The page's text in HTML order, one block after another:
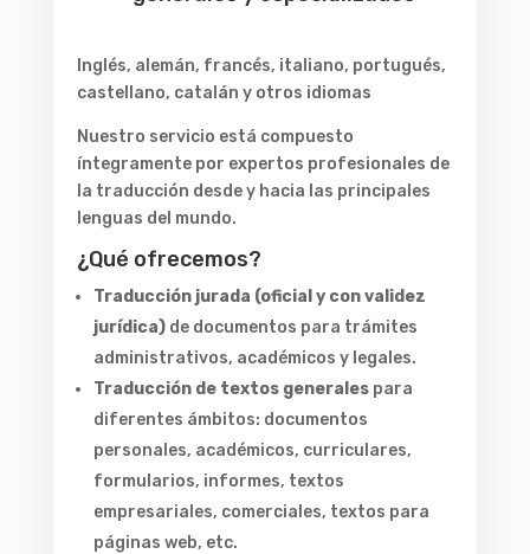
Inglés, alemán, francés, italiano, portugués,
castellano, catalán y otros idiomas
Nuestro servicio está compuesto
íntegramente por expertos profesionales de
la traducción desde y hacia las principales
lenguas del mundo.
¿Qué ofrecemos?
Traducción jurada (oficial y con validez
jurídica)de documentos para trámites
administrativos, académicos y legales.
Traducción de textos generalespara
diferentes ámbitos: documentos
personales, académicos, curriculares,
formularios, informes, textos
empresariales, comerciales, textos para
páginas web, etc.